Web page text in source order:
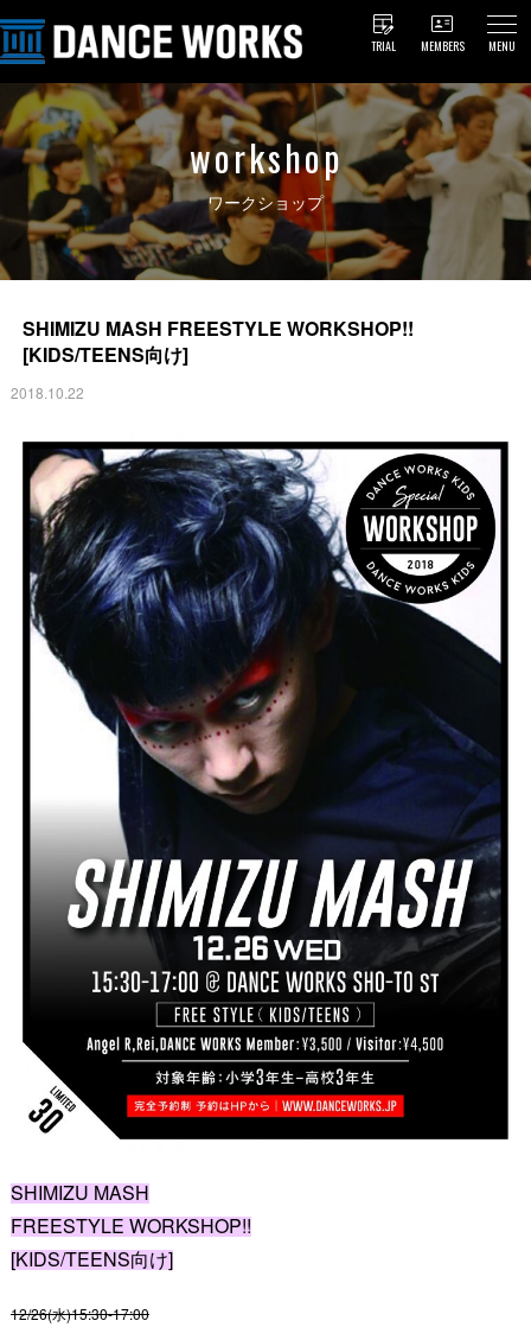
TRIAL MEMBERS MENU
workshop
ワークショップ
SHIMIZU MASH FREESTYLE WORKSHOP!!
[KIDS/TEENS向け]
2018.10.22
SHIMIZU MASH
FREESTYLE WORKSHOP!!
[KIDS/TEENS向け]
12/26(水)15:30-17:00